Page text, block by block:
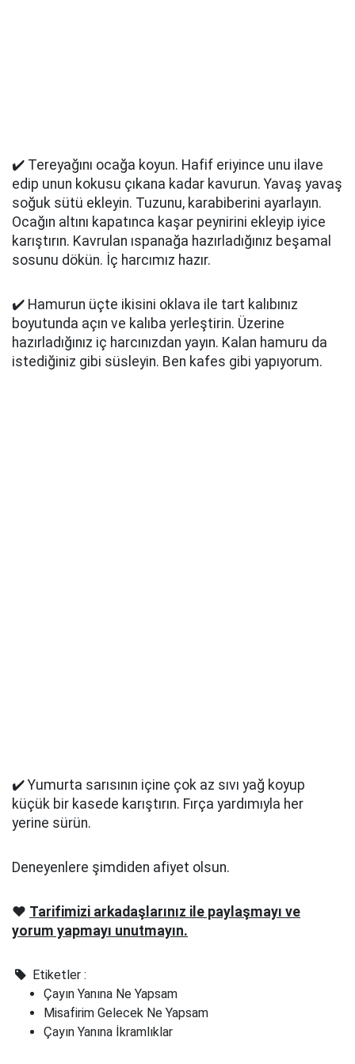
✔️ Tereyağını ocağa koyun. Hafif eriyince unu ilave
edip unun kokusu çıkana kadar kavurun. Yavaş yavaş
soğuk sütü ekleyin. Tuzunu, karabiberini ayarlayın.
Ocağın altını kapatınca kaşar peynirini ekleyip iyice
karıştırın. Kavrulan ıspanağa hazırladığınız beşamal
sosunu dökün. İç harcımız hazır.
✔️ Hamurun üçte ikisini oklava ile tart kalıbınız
boyutunda açın ve kalıba yerleştirin. Üzerine
hazırladığınız iç harcınızdan yayın. Kalan hamuru da
istediğiniz gibi süsleyin. Ben kafes gibi yapıyorum.
✔️ Yumurta sarısının içine çok az sıvı yağ koyup
küçük bir kasede karıştırın. Fırça yardımıyla her
yerine sürün.
Deneyenlere şimdiden afiyet olsun.
❤️ Tarifimizi arkadaşlarınız ile paylaşmayı ve
yorum yapmayı unutmayın.
Etiketler :
Çayın Yanına Ne Yapsam
Misafirim Gelecek Ne Yapsam
Çayın Yanına İkramlıklar